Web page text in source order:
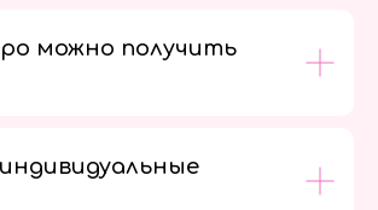
можно получить